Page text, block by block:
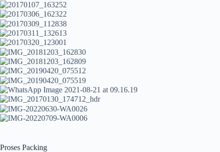
Proses Packing